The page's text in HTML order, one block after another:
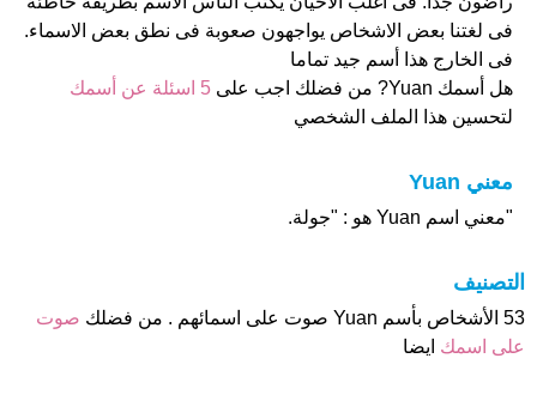
فى لغتنا بعض الاشخاص يواجهون صعوبة فى نطق بعض الاسماء.
فى الخارج هذا أسم جيد تماما
هل أسمك Yuan? من فضلك اجب على
5 اسئلة عن أسمك
لتحسين هذا الملف الشخصي
معني Yuan
"معني اسم Yuan هو : "جولة.
التصنيف
53 الأشخاص بأسم Yuan صوت على اسمائهم . من فضلك
صوت
على اسمك ايضا